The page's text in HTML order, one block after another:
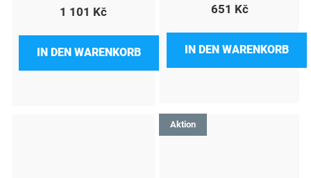
1 101 Kč
IN DEN WARENKORB
651 Kč
IN DEN WARENKORB
Aktion